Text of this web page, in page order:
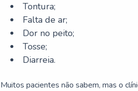
Tontura;
Falta de ar;
Dor no peito;
Tosse;
Diarreia.
Muitos pacientes não sabem, mas o